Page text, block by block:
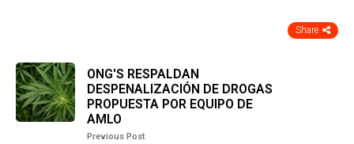
Share
ONG'S RESPALDAN
DESPENALIZACIÓN DE DROGAS
PROPUESTA POR EQUIPO DE
AMLO
Previous Post